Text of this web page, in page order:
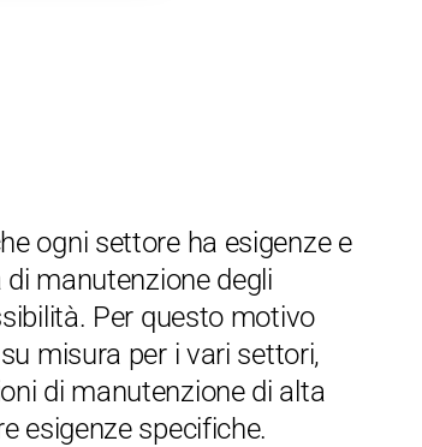
ogni settore ha esigenze e
manutenzione degli
Per questo motivo
misura per i vari settori,
di manutenzione di alta
esigenze specifiche.